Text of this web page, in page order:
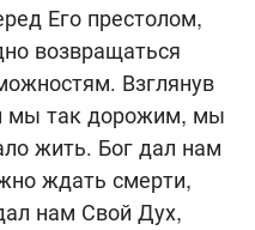
Его престолом,
возвращаться
Взглянув
мы так дорожим, мы
жить. Бог дал нам
ждать смерти,
нам Свой Дух,